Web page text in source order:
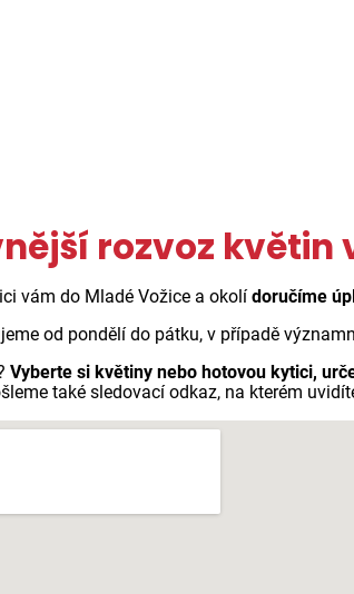
rozvoz květin
vám do Mladé Vožice a okolí doručíme
od pondělí do pátku, v případě
Vyberte si květiny nebo hotovou kytici,
také sledovací odkaz, na kterém